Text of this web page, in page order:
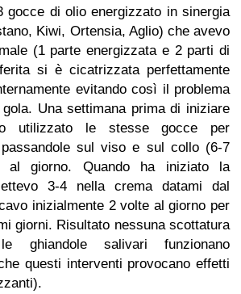
gocce di olio energizzato in sinergia
Kiwi, Ortensia, Aglio) che avevo
(1 parte energizzata e 2 parti di
si è cicatrizzata perfettamente
evitando così il problema
Una settimana prima di iniziare
utilizzato le stesse gocce per
sul viso e sul collo (6-7
al giorno. Quando ha iniziato la
3-4 nella crema datami dal
inizialmente 2 volte al giorno per
giorni. Risultato nessuna scottatura
ghiandole salivari funzionano
questi interventi provocano effetti